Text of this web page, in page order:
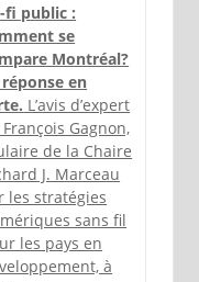
fi public :
se
Montréal?
réponse en
L’avis d’expert
Gagnon,
de la Chaire
J. Marceau
les stratégies
sans fil
les pays en
à